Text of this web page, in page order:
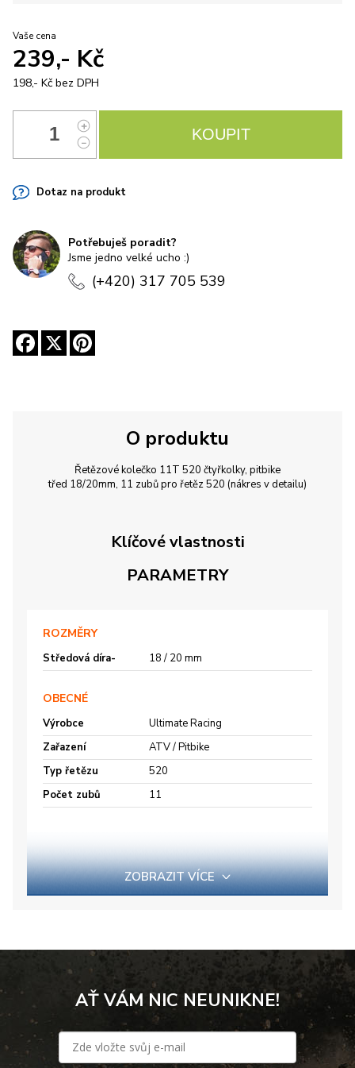
Vaše cena
239,- Kč
198,- Kč bez DPH
Dotaz na produkt
Potřebuješ poradit?
Jsme jedno velké ucho :)
(+420) 317 705 539
O produktu
Řetězové kolečko 11T 520 čtyřkolky, pitbike
třed 18/20mm, 11 zubů pro řetěz 520 (nákres v detailu)
Klíčové vlastnosti
PARAMETRY
ROZMĚRY
Středová díra- 18 / 20 mm
OBECNÉ
Výrobce
Ultimate Racing
Zařazení
ATV / Pitbike
Typ řetězu
520
Počet zubů
11
ZOBRAZIT VÍCE
AŤ VÁM NIC NEUNIKNE!